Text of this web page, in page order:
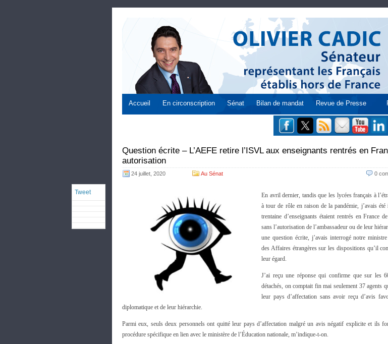
Accueil En circonscription Sénat Bilan de mandat Revue de Presse
Question écrite – L’AEFE retire l’ISVL aux enseignants rentrés en
autorisation
24 juillet, 2020 Au Sénat 0
Tweet
En avril dernier, tandis que les lycées français à
à tour de rôle en raison de la pandémie, j’avais été
trentaine d’enseignants étaient rentrés en France
sans l’autorisation de l’ambassadeur ou de leur
une question écrite, j’avais interrogé notre
des Affaires étrangères sur les dispositions qu’il
leur égard.
J’ai reçu une réponse qui confirme que sur les
détachés, on comptait fin mai seulement 37 agents
leur pays d’affectation sans avoir reçu d’avis
diplomatique et de leur hiérarchie.
Parmi eux, seuls deux personnels ont quitté leur pays d’affectation malgré un avis négatif explicite et ils
procédure spécifique en lien avec le ministère de l’Éducation nationale, m’indique-t-on.